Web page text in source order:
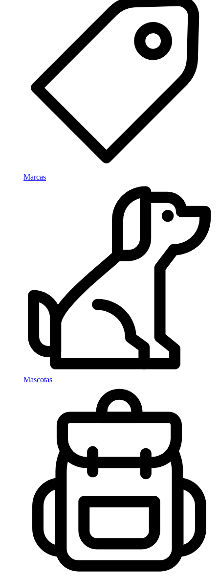
Marcas
Mascotas